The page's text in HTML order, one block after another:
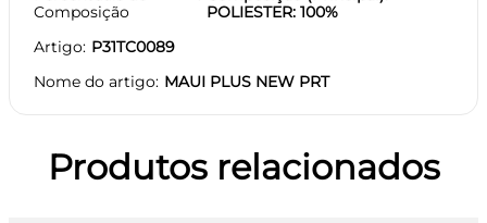
Composição
POLIESTER: 100%
Artigo P31TC0089
Nome do artigo MAUI PLUS NEW PRT
Produtos relacionados